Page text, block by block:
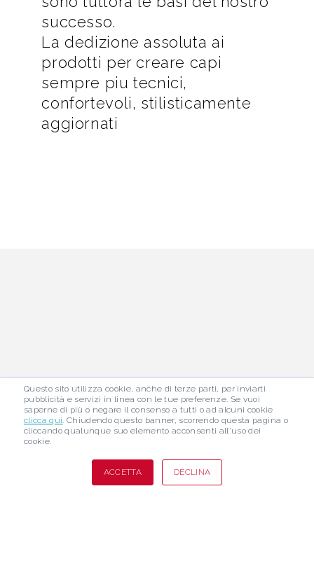
Questo sito utilizza cookie, anche di terze parti, per inviarti
pubblicità e servizi in linea con le tue preferenze. Se vuoi
saperne di più o negare il consenso a tutti o ad alcuni cookie
clicca qui. Chiudendo questo banner, scorrendo questa pagina o
cliccando qualunque suo elemento acconsenti all'uso dei
cookie.
ACCETTA DECLINA
successo.
La dedizione assoluta ai
prodotti per creare capi
sempre piu tecnici,
confortevoli, stilisticamente
aggiornati
1948 - 2026
78 ANNI DI PASSIONE
E SPORT
A.Gramsci, 8 - 51010 Uzzano
S.Allucio (Pistoia) - Tel:+39 0572
508338
- Mail:info@binigroup.it